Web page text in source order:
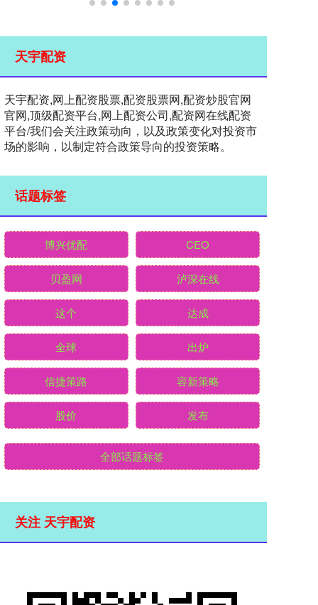
天宇配资
天宇配资,网上配资股票,配资股票网,配资炒股官网
官网,顶级配资平台,网上配资公司,配资网在线配资
平台/我们会关注政策动向，以及政策变化对投资市
场的影响，以制定符合政策导向的投资策略。
话题标签
博兴优配 CEO
贝盈网 泸深在线
这个 达成
全球 出炉
信捷策路 容新策略
股价 发布
全部话题标签
关注 天宇配资